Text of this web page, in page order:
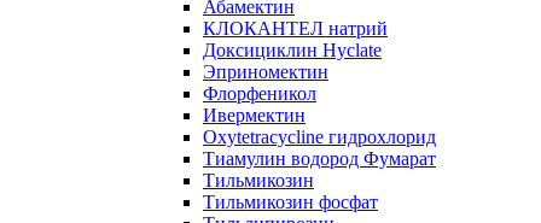
Абамектин
КЛОКАНТЕЛ натрий
Доксициклин Hyclate
Эприномектин
Флорфеникол
Ивермектин
Oxytetracycline гидрохлорид
Тиамулин водород Фумарат
Тильмикозин
Тильмикозин фосфат